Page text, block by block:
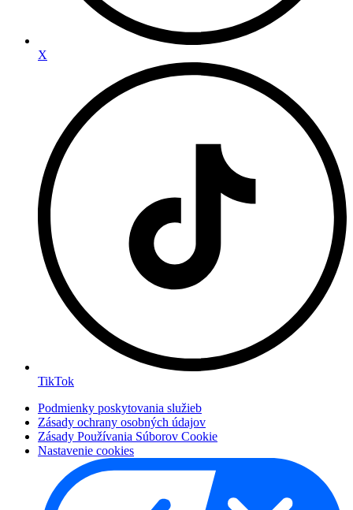
X
TikTok
Podmienky poskytovania služieb
Zásady ochrany osobných údajov
Zásady Používania Súborov Cookie
Nastavenie cookies